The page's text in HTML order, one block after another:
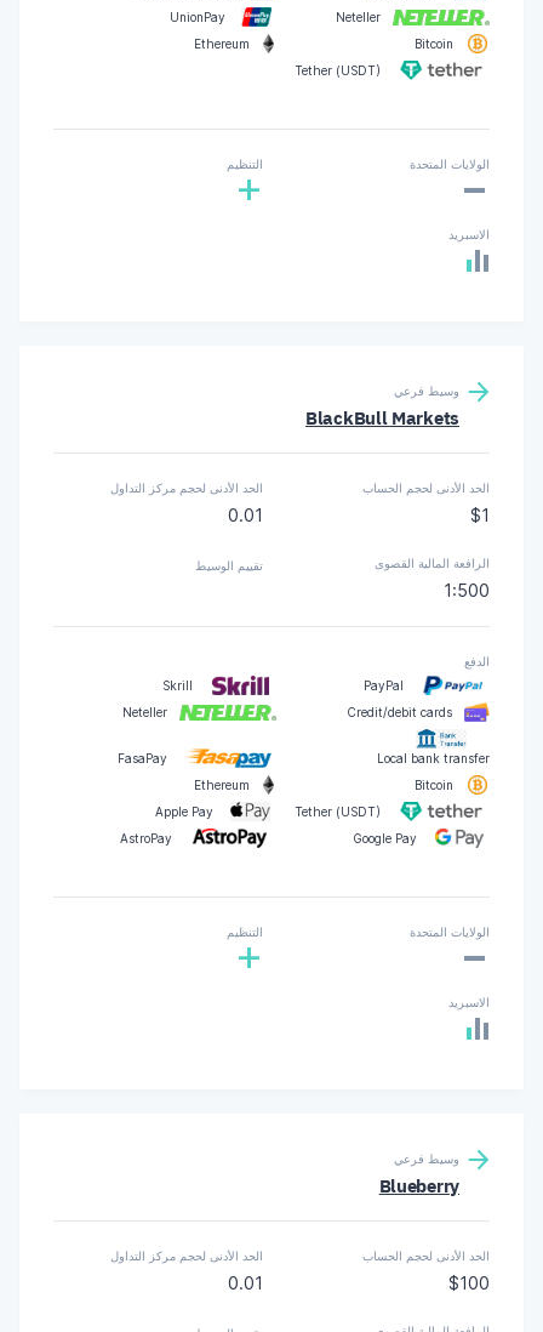
Neteller
UnionPay
Bitcoin
Ethereum
Tether (USDT)
الولايات المتحدة
- التنظيم
+
الاسبريد
وسيط فرعي
BlackBull Markets
الحد الأدنى لحجم الحساب
$1
الحد الأدنى لحجم مركز التداول
0.01
الرافعة المالية القصوى
1:500
تقييم الوسيط
الدفع
PayPal
Skrill
Credit/debit cards
Neteller
Local bank transfer
FasaPay
Bitcoin
Ethereum
Tether (USDT)
Apple Pay
Google Pay
AstroPay
الولايات المتحدة
- التنظيم
+
الاسبريد
وسيط فرعي
Blueberry
الحد الأدنى لحجم الحساب
$100
الحد الأدنى لحجم مركز التداول
0.01